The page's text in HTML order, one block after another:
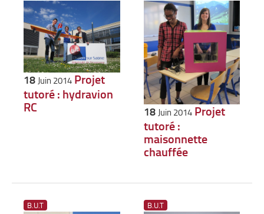
18Juin 2014 Projet
tutoré : hydravion
RC 18Juin 2014 Projet
tutoré :
maisonnette
chauffée
B.U.T B.U.T